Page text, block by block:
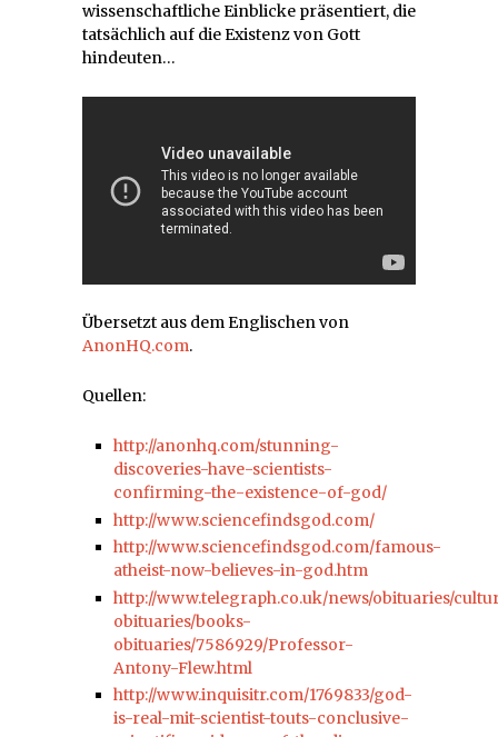
wissenschaftliche Einblicke präsentiert, die
tatsächlich auf die Existenz von Gott
hindeuten…
Übersetzt aus dem Englischen von
AnonHQ.com.
Quellen:
http://anonhq.com/stunning-
discoveries-have-scientists-
confirming-the-existence-of-god/
http://www.sciencefindsgod.com/
http://www.sciencefindsgod.com/famous-
atheist-now-believes-in-god.htm
http://www.telegraph.co.uk/news/obituaries/
obituaries/books-
obituaries/7586929/Professor-
Antony-Flew.html
http://www.inquisitr.com/1769833/god-
is-real-mit-scientist-touts-conclusive-